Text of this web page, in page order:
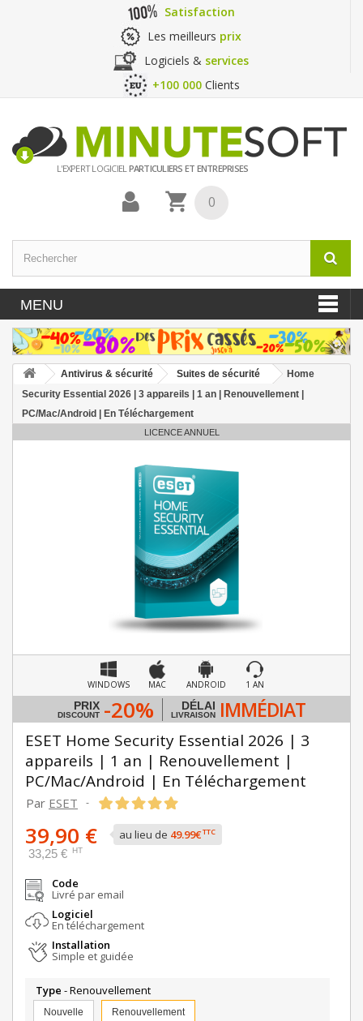
Satisfaction
Les meilleurs prix
Logiciels & services
+100 000 Clients
L'EXPERT LOGICIELPARTICULIERS ET ENTREPRISES
0
MENU
Antivirus & sécurité Suites de sécurité
Home
Security Essential 2026 | 3 appareils | 1 an | Renouvellement |
PC/Mac/Android | En Téléchargement
LICENCE ANNUEL
WINDOWS MAC ANDROID 1 AN
PRIX
DISCOUNT -20% DÉLAI
LIVRAISON IMMÉDIAT
ESET Home Security Essential 2026 | 3
appareils | 1 an | Renouvellement |
PC/Mac/Android | En Téléchargement
Par ESET -
39,90 € au lieu de 49.99€TTC
33,25 € HT
Code
Livré par email
Logiciel
En téléchargement
Installation
Simple et guidée
Type - Renouvellement
Nouvelle Renouvellement